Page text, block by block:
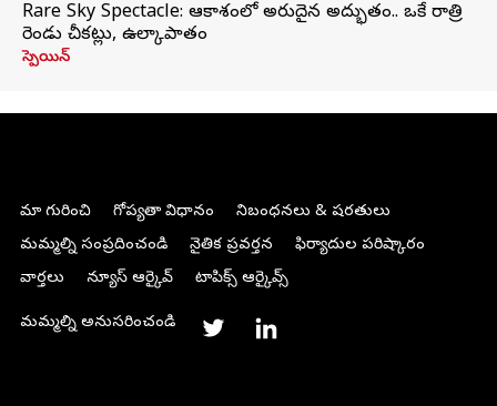
Rare Sky Spectacle: ఆకాశంలో అరుదైన అద్భుతం.. ఒకే రాత్రి
రెండు చీకట్లు, ఉల్కాపాతం
స్పెయిన్
మా గురించి గోప్యతా విధానం
నిబంధనలు & షరతులు
మమ్మల్ని సంప్రదించండి
నైతిక ప్రవర్తన
ఫిర్యాదుల పరిష్కారం
వార్తలు
న్యూస్ ఆర్కైవ్ టాపిక్స్ ఆర్కైవ్స్
మమ్మల్ని అనుసరించండి